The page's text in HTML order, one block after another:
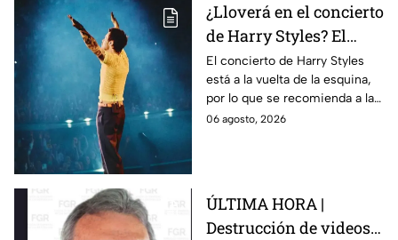
¿Lloverá en el concierto
de Harry Styles? El
pronóstico del clima
para este viernes en
CDMX
El concierto de Harry Styles
está a la vuelta de la esquina,
por lo que se recomienda a las
y los fanáticos revisar el clima
06 agosto, 2026
ÚLTIMA HORA |
Destrucción de videos